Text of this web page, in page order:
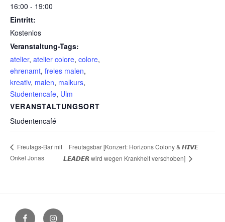
16:00 - 19:00
Eintritt:
Kostenlos
Veranstaltung-Tags:
atelier, atelier colore, colore,
ehrenamt, freies malen,
kreativ, malen, malkurs,
Studentencafe, Ulm
VERANSTALTUNGSORT
Studentencafé
Freutags-Bar mit
Onkel Jonas
Freutagsbar [Konzert: Horizons Colony & 𝙃𝙄𝙑𝙀
𝙇𝙀𝘼𝘿𝙀𝙍 wird wegen Krankheit verschoben]
FacebookInstagram